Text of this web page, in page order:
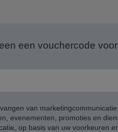
een vouchercode voor
van
evenementen, promoties en
op basis van uw voorkeuren